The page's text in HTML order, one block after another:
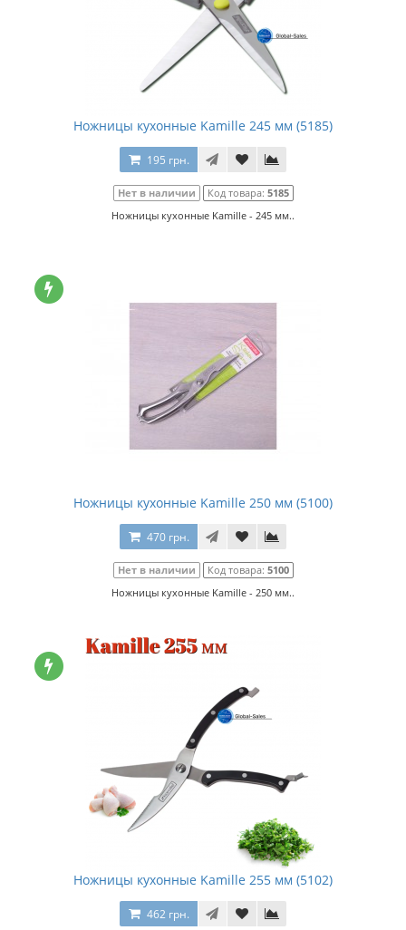
Ножницы кухонные Kamille 245 мм (5185)
195 грн.
Нет в наличии Код товара: 5185
Ножницы кухонные Kamille - 245 мм..
Ножницы кухонные Kamille 250 мм (5100)
470 грн.
Нет в наличии Код товара: 5100
Ножницы кухонные Kamille - 250 мм..
Ножницы кухонные Kamille 255 мм (5102)
462 грн.